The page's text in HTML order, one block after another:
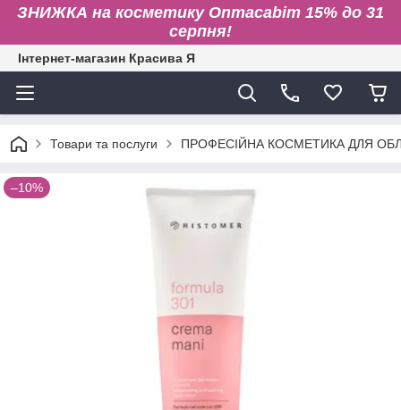
ЗНИЖКА на косметику Onmacabim 15% до 31
серпня!
Інтернет-магазин Красива Я
Товари та послуги ПРОФЕСІЙНА КОСМЕТИКА ДЛЯ
–10%